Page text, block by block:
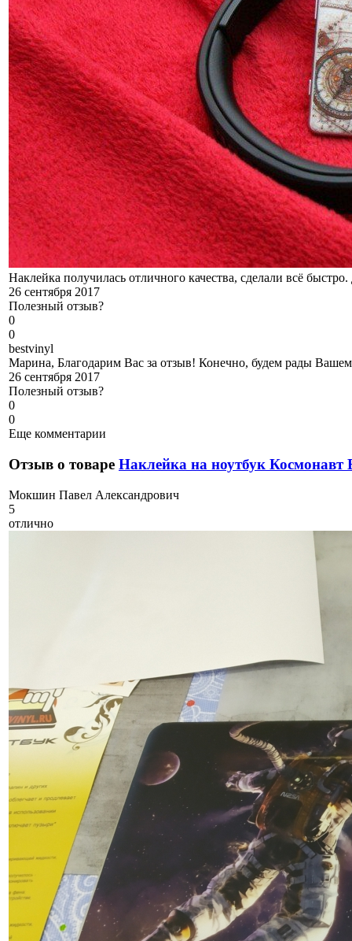
Наклейка получилась отличного качества, сделали всё
26 сентября 2017
Полезный отзыв?
0
0
bestvinyl
Марина, Благодарим Вас за отзыв! Конечно, будем рады
26 сентября 2017
Полезный отзыв?
0
0
Еще комментарии
Отзыв о товаре Наклейка на ноутбук Космонавт
Мокшин Павел Александрович
5
отлично